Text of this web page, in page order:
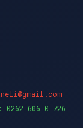
0262 606 0 726